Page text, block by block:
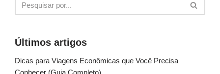
Últimos artigos
Dicas para Viagens Econômicas que Você Precisa